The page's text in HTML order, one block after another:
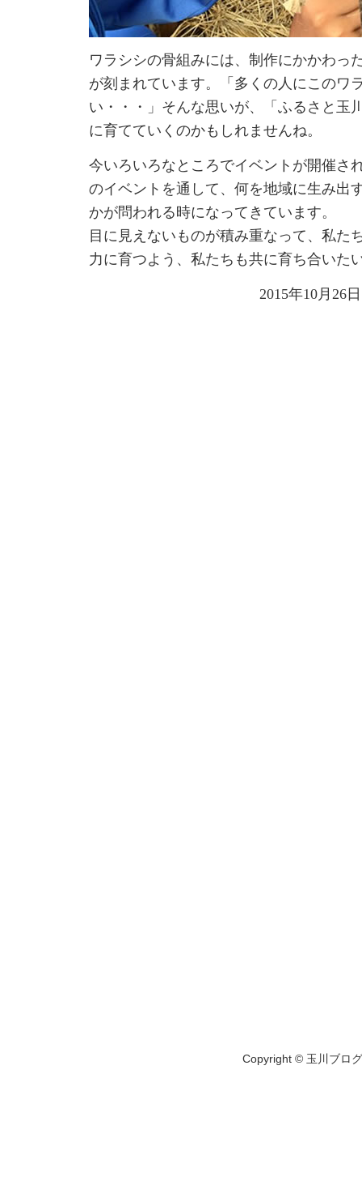
ワラシシの骨組みには、制作にかかわっ
が刻まれています。「多くの人にこのワ
い・・・」そんな思いが、「ふるさと玉
に育てていくのかもしれませんね。
今いろいろなところでイベントが開催さ
のイベントを通して、何を地域に生み出
かが問われる時になってきています。
目に見えないものが積み重なって、私た
力に育つよう、私たちも共に育ち合いた
2015年10月26
Copyright © 玉川ブロ